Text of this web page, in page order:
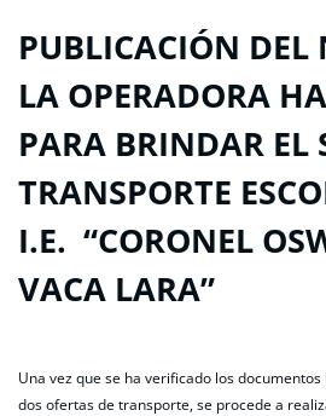
VACA
HABILITADA PARA BRINDAR EL SERVICIO DE
PUBLICACIÓN DEL
LA OPERADORA
PARA BRINDAR EL
TRANSPORTE
I.E. “CORONEL
VACA LARA”
Una vez que se ha verificado los
dos ofertas de transporte, se procede a